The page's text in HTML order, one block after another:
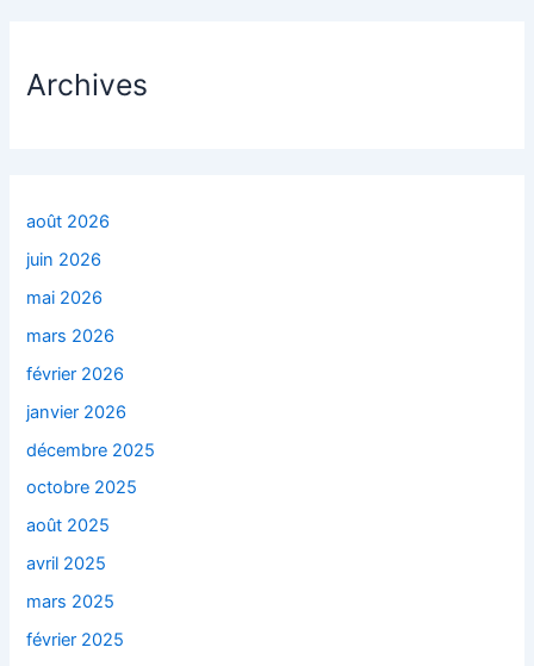
Archives
août 2026
juin 2026
mai 2026
mars 2026
février 2026
janvier 2026
décembre 2025
octobre 2025
août 2025
avril 2025
mars 2025
février 2025